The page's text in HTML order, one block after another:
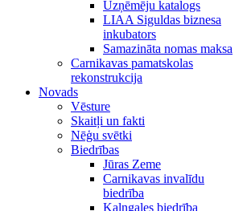
Uzņēmēju katalogs
LIAA Siguldas biznesa
inkubators
Samazināta nomas maksa
Carnikavas pamatskolas
rekonstrukcija
Novads
Vēsture
Skaitļi un fakti
Nēģu svētki
Biedrības
Jūras Zeme
Carnikavas invalīdu
biedrība
Kalngales biedrība